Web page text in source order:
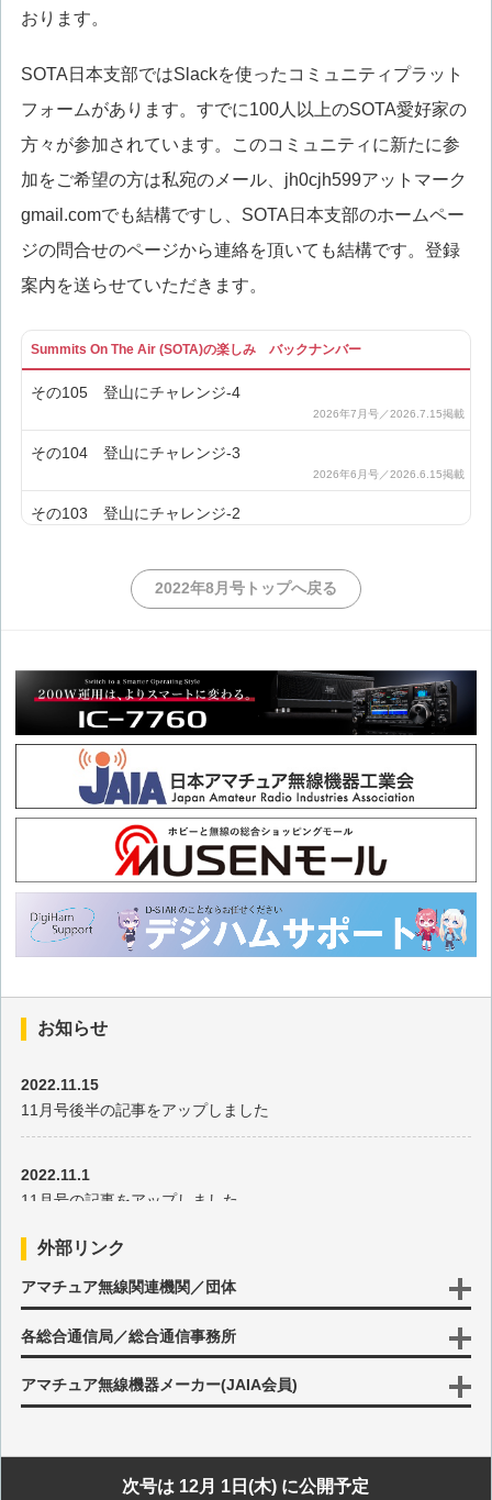
おります。
SOTA日本支部ではSlackを使ったコミュニティプラット
フォームがあります。すでに100人以上のSOTA愛好家の
方々が参加されています。このコミュニティに新たに参
加をご希望の方は私宛のメール、jh0cjh599アットマーク
gmail.comでも結構ですし、SOTA日本支部のホームペー
ジの問合せのページから連絡を頂いても結構です。登録
案内を送らせていただきます。
Summits On The Air (SOTA)の楽しみ バックナンバー
その105 登山にチャレンジ-4
その104 登山にチャレンジ-3
その103 登山にチャレンジ-2
その102 登山にチャレンジ-1
その100 2026 SOTAチャレンジ-2
その99 2026 SOTAチャレンジ
その98 SOTA日本支部設立10周年-7
その97 SOTA日本支部設立10周年-6
その96 SOTA日本支部設立10周年-5
その95 SOTA日本支部設立10周年-4
その93 SOTA日本支部設立10周年-2
その92 SOTA日本支部設立10周年-1
その91 簡単SOTA運用地20
その90 簡単SOTA運用地19
その89 簡単SOTA運用地18
その87 簡単SOTA運用地16
2022年8月号トップへ戻る
お知らせ
2022.11.15
11月号後半の記事をアップしました
2022.11.1
11月号の記事をアップしました
2022.10.17
10月号後半の記事をアップしました
2022.10.3
10月号の記事をアップしました
外部リンク
アマチュア無線関連機関／団体
各総合通信局／総合通信事務所
アマチュア無線機器メーカー(JAIA会員)
次号は 12月 1日(木) に公開予定